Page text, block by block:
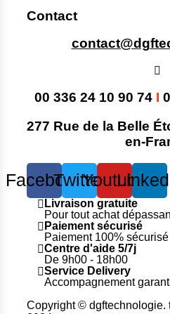
Contact
00 336 24 10 90 74 I
277 Rue de la Belle
en-
Facebook
TwitterYoutube
Livraison gratuite
Pour tout achat
Paiement sécurisé
Paiement 100% sécurisé
Centre d'aide 5/7j
De 9h00 - 18h00
Service Delivery
Accompagnement
Copyright © dgftechnologie.